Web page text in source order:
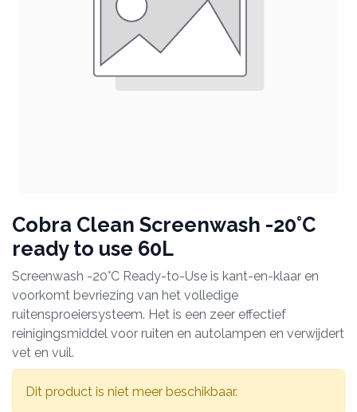
Cobra Clean Screenwash -20°C
ready to use 60L
Screenwash -20°C Ready-to-Use is kant-en-klaar en
voorkomt bevriezing van het volledige
ruitensproeiersysteem. Het is een zeer effectief
reinigingsmiddel voor ruiten en autolampen en verwijdert
vet en vuil.
Dit product is niet meer beschikbaar.